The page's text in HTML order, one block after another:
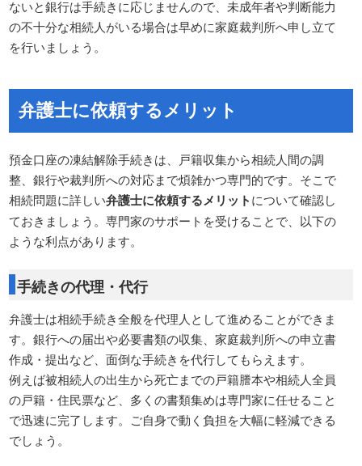
ないと銀行は手続きに応じませんので、未成年者や判断能力
の不十分な相続人がいる場合は早めに家庭裁判所へ申し立て
を行いましょう。
弁護士に依頼するメリット
預金口座の凍結解除手続きは、戸籍収集から相続人間の調
整、銀行や裁判所への対応まで煩雑かつ専門的です。そこで
相続問題に詳しい弁護士に依頼するメリットについて確認し
ておきましょう。専門家のサポートを受けることで、以下の
ような利点があります。
手続きの代理・代行
弁護士は相続手続き全般を代理人として進めることができま
す。銀行への届出や必要書類の収集、家庭裁判所への申立書
作成・提出など、面倒な手続きを代行してもらえます。
例えば被相続人の出生から死亡までの戸籍謄本や相続人全員
の戸籍・住民票など、多くの書類集めは専門家に任せること
で迅速に完了します。ご自身で動く負担を大幅に軽減できる
でしょう。